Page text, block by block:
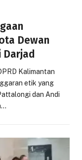
Dewan
Darjad
Kalimantan
etik yang
dan Andi